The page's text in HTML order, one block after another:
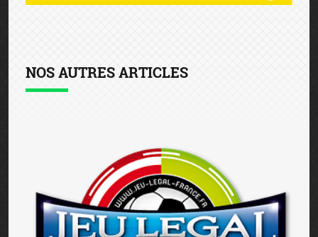
NOS AUTRES ARTICLES